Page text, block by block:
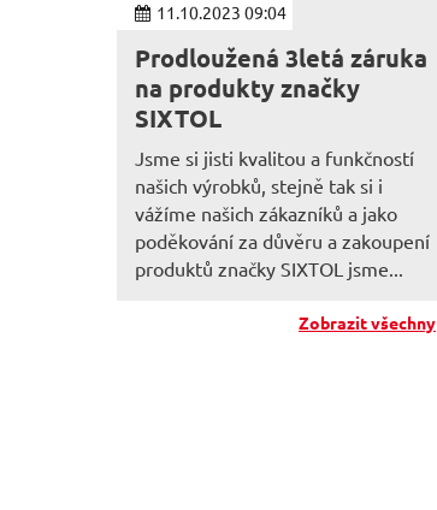
11.10.2023 09:04
Prodloužená 3letá záruka
na produkty značky
SIXTOL
Jsme si jisti kvalitou a funkčností
našich výrobků, stejně tak si i
vážíme našich zákazníků a jako
poděkování za důvěru a zakoupení
produktů značky SIXTOL jsme...
Zobrazit všechny